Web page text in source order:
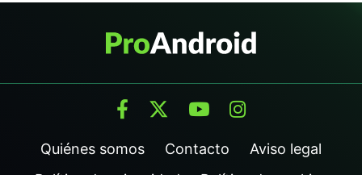
Quiénes somos Contacto
Aviso legal